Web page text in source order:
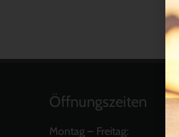
Öffnungszeiten
Montag – Freitag: